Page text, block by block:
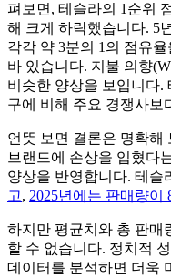
펴보면, 테슬라의 1순위
해 크게 하락했습니다. 5
각각 약 3분의 1의 점유
바 있습니다. 지불 의향
비슷한 양상을 보입니다.
구에 비해 주요 경쟁사보
언뜻 보면 결론은 명확해
브랜드에 손상을 입혔다
양상을 반영합니다. 테슬
고, 2025년에는 판매량이
하지만 평균치와 총 판매
할 수 없습니다. 정치적
데이터를 분석하면 더욱